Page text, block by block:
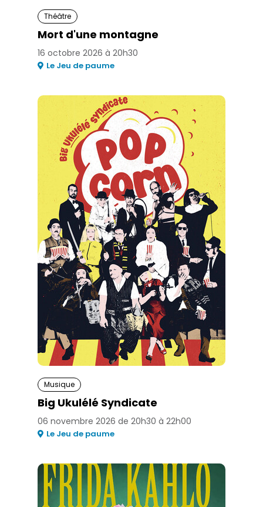
Théâtre
Mort d'une montagne
16 octobre 2026 à 20h30
Le Jeu de paume
Musique
Big Ukulélé Syndicate
06 novembre 2026 de 20h30 à 22h00
Le Jeu de paume